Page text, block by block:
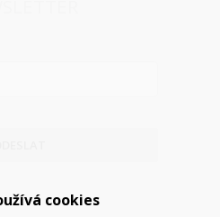
cookies